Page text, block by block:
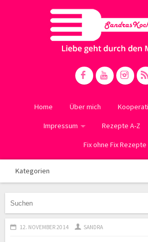
Home Über mich
Impressum Rezepte A-Z
Fix ohne Fix Rezepte
Kategorien
12. NOVEMBER 2014 SANDRA